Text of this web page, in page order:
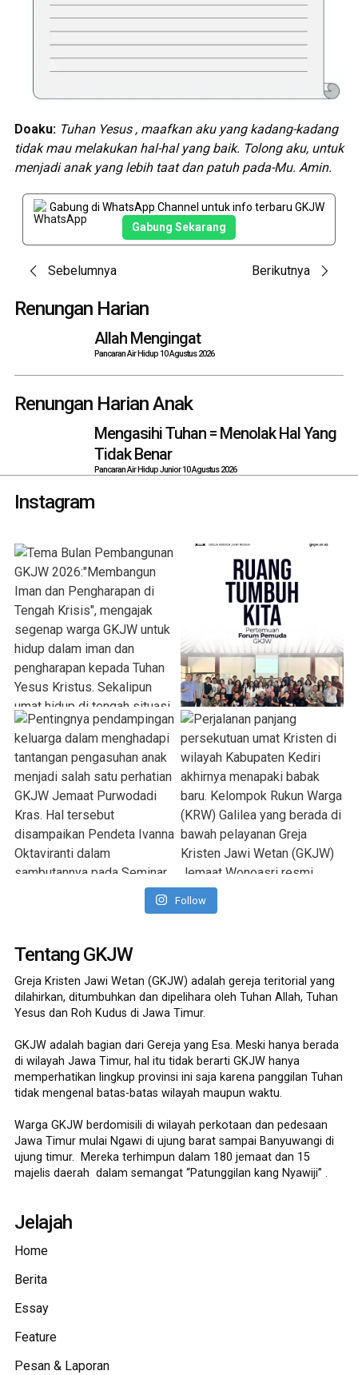
Doaku: Tuhan Yesus , maafkan aku yang kadang-kadang
tidak mau melakukan hal-hal yang baik. Tolong aku, untuk
menjadi anak yang lebih taat dan patuh pada-Mu. Amin.
Gabung di WhatsApp Channel untuk info terbaru GKJW
Gabung Sekarang
Post
navigation
Sebelumnya Berikutnya
Renungan Harian
Allah Mengingat
Pancaran Air Hidup 10 Agustus 2026
Renungan Harian Anak
Mengasihi Tuhan = Menolak Hal Yang
Tidak Benar
Pancaran Air Hidup Junior 10 Agustus 2026
Instagram
Follow
Tentang GKJW
Greja Kristen Jawi Wetan (GKJW) adalah gereja teritorial yang
dilahirkan, ditumbuhkan dan dipelihara oleh Tuhan Allah, Tuhan
Yesus dan Roh Kudus di Jawa Timur.
GKJW adalah bagian dari Gereja yang Esa. Meski hanya berada
di wilayah Jawa Timur, hal itu tidak berarti GKJW hanya
memperhatikan lingkup provinsi ini saja karena panggilan Tuhan
tidak mengenal batas-batas wilayah maupun waktu.
Warga GKJW berdomisili di wilayah perkotaan dan pedesaan
Jawa Timur mulai Ngawi di ujung barat sampai Banyuwangi di
ujung timur. Mereka terhimpun dalam 180 jemaat dan 15
majelis daerah dalam semangat “Patunggilan kang Nyawiji” .
Jelajah
Home
Berita
Essay
Feature
Pesan & Laporan